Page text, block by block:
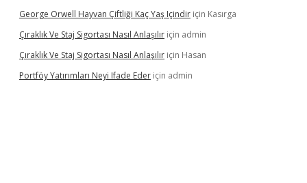
George Orwell Hayvan Çiftliği Kaç Yaş Içindir için Kasırga
Çıraklık Ve Staj Sigortası Nasıl Anlaşılır için admin
Çıraklık Ve Staj Sigortası Nasıl Anlaşılır için Hasan
Portföy Yatırımları Neyi Ifade Eder için admin